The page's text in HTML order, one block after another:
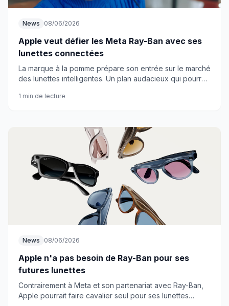
News 08/06/2026
Apple veut défier les Meta Ray-Ban avec ses
lunettes connectées
La marque à la pomme prépare son entrée sur le marché
des lunettes intelligentes. Un plan audacieux qui pourrait
1 min de lecture
News 08/06/2026
Apple n'a pas besoin de Ray-Ban pour ses
futures lunettes
Contrairement à Meta et son partenariat avec Ray-Ban,
Apple pourrait faire cavalier seul pour ses lunettes